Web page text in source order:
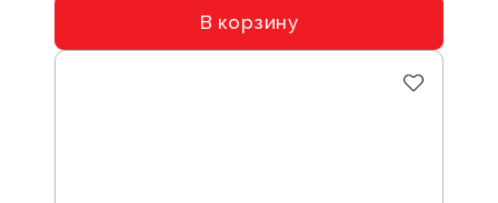
В корзину